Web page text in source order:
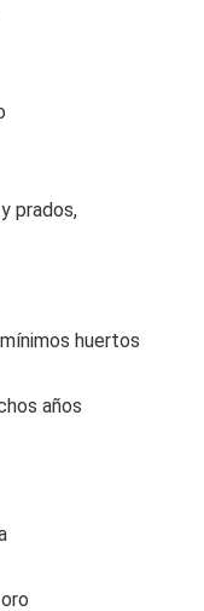
prados,
huertos
años